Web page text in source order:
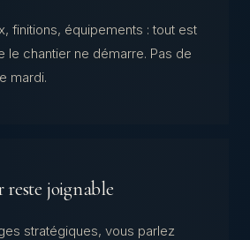
finitions, équipements : tout est
le chantier ne démarre. Pas de
mardi.
joignable
stratégiques, vous parlez